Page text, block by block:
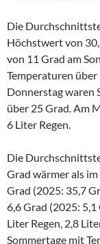
Die
Höchstwert von
von 11 Grad am
Temperaturen
Donnerstag waren
über 25 Grad. Am
6 Liter Regen.
Die
Grad wärmer als
Grad (2025: 35,7
6,6 Grad (2025: 5,1
Liter Regen, 2,8
Sommertage mit